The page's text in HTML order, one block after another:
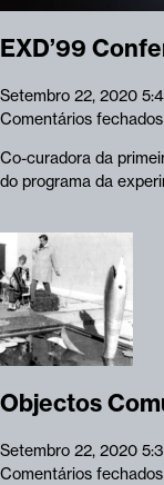
EXD’99
Setembro 22, 2020
Comentários fechados
Co-curadora da
do programa da
Objectos
Setembro 22, 2020
Comentários fechados